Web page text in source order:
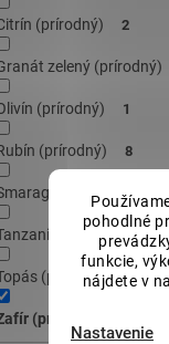
pohodlné
funkcie,
nájdete v
Nastavenie
(prírodný) 2
zelený (prírodný)
(prírodný) 1
(prírodný) 8
(prírodný)
(prírodný) 4
(prírodný) 3
(prírodný)